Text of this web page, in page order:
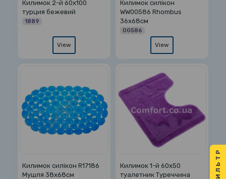
Килимок 2-й 60х100
турция бежевий
1889
View
Килимок силікон
WW00586 Rhombus
36х68см
00586
View
Килимок силікон R17186
Мушля 38х68см
Килимок 1-й 60х50
туалетник Туреччина
ФИЛЬТР